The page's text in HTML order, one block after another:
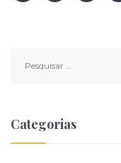
por:
Categorias